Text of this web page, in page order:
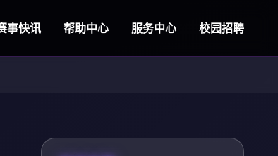
事快讯 帮助中心 服务中心 校园招聘